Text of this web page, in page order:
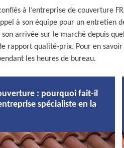
à l’entreprise de couverture
à son équipe pour un entretien
arrivée sur le marché depuis
rapport qualité-prix. Pour en
les heures de bureau.
: pourquoi fait-il
spécialiste en la